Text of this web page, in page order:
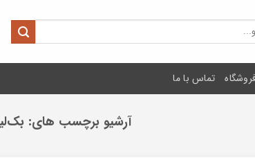
تماس با ما
آرشیو برچسب های: